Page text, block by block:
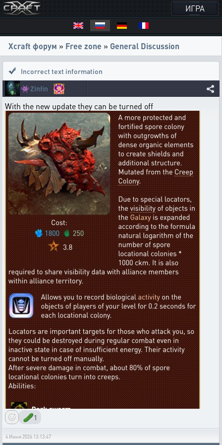
ИГРА
Xcraft форум » Free zone » General Discussion
Incorrect text information
👾Zinfin
With the new update they can be turned off
🥒1
4 Июня 2026 13:13:47